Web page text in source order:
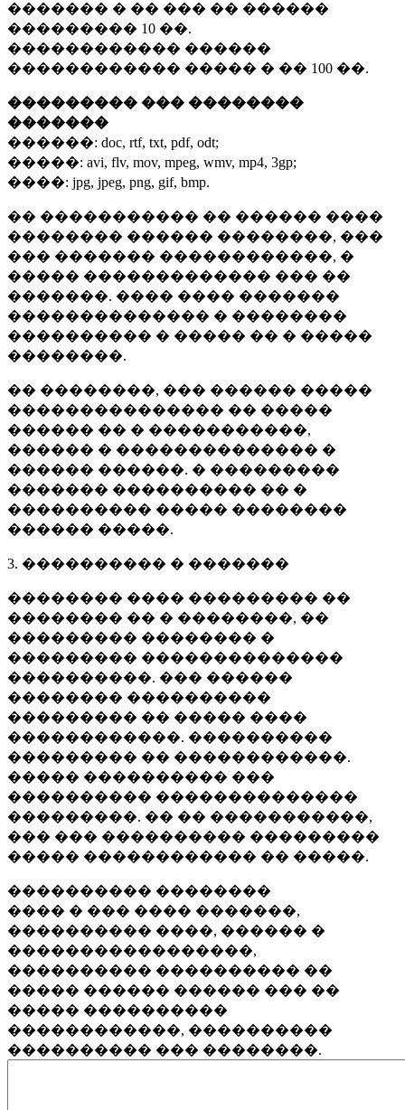
������� � �� ��� �� ������
��������� 10 ��.
������������ ������
������������ ����� � �� 100 ��.
��������� ��� ��������
�������
������: doc, rtf, txt, pdf, odt;
�����: avi, flv, mov, mpeg, wmv, mp4, 3gp;
����: jpg, jpeg, png, gif, bmp.
�� ����������� �� ������ ����
�������� ������ ��������, ���
��� ������� ������������, �
����� ������������� ��� ��
�������. ���� ���� �������
�������������� � ��������
���������� � ����� �� � �����
��������.
�� ��������, ��� ������ �����
��������������� �� �����
������ �� � �����������,
������ � �������������� �
������ ������. � ���������
������� ���������� �� �
���������� ����� ��������
������ �����.
3. ���������� � �������
�������� ���� ��������� ��
�������� �� � ��������, ��
��������� �������� �
��������� ��������������
����������. ��� ������
�������� ����������
��������� �� ����� ����
������������. ����������
��������� �� ������������.
����� ���������� ���
���������� ��������������
���������. �� �� �����������,
��� ��� ���������� ���������
����� ������������ �� �����.
���������� ��������
���� � ��� ���� �������,
���������� ����, ������ �
�����������������,
���������� ���������� ��
����� ������ ������ ��� ��
����� ����������
������������, ����������
���������� ��� ��������.